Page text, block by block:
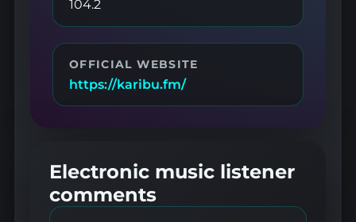
104.2
OFFICIAL WEBSITE
https://karibu.fm/
Electronic music listener
comments